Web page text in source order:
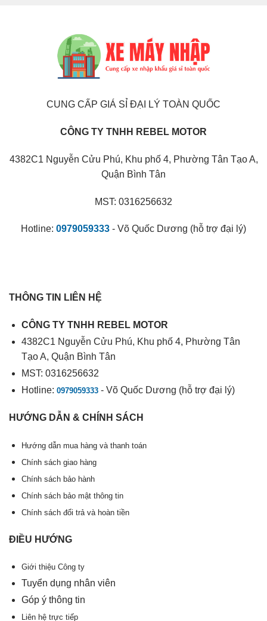
CUNG CẤP GIÁ SỈ ĐẠI LÝ TOÀN QUỐC
CÔNG TY TNHH REBEL MOTOR
4382C1 Nguyễn Cửu Phú, Khu phố 4, Phường Tân Tạo A,
Quận Bình Tân
MST: 0316256632
Hotline: 0979059333 - Võ Quốc Dương (hỗ trợ đại lý)
THÔNG TIN LIÊN HỆ
CÔNG TY TNHH REBEL MOTOR
4382C1 Nguyễn Cửu Phú, Khu phố 4, Phường Tân
Tạo A, Quận Bình Tân
MST: 0316256632
Hotline: 0979059333- Võ Quốc Dương (hỗ trợ đại lý)
HƯỚNG DẪN & CHÍNH SÁCH
Hướng dẫn mua hàng và thanh toán
Chính sách giao hàng
Chính sách bảo hành
Chính sách bảo mật thông tin
Chính sách đổi trả và hoàn tiền
ĐIỀU HƯỚNG
Giới thiệu Công ty
Tuyển dụng nhân viên
Góp ý thông tin
Liên hệ trực tiếp